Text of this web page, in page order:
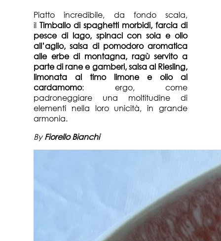
Piatto incredibile, da fondo scala,
il Timballo di spaghetti morbidi, farcia di
pesce di lago, spinaci con soia e olio
all’aglio, salsa di pomodoro aromatica
alle erbe di montagna, ragù servito a
parte di rane e gamberi, salsa al Riesling,
limonata al timo limone e olio al
cardamomo: ergo, come
padroneggiare una moltitudine di
elementi nella loro unicità, in grande
armonia.
ByFiorello Bianchi